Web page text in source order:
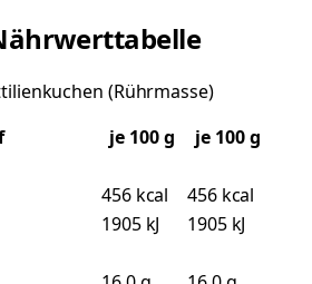
(Rührmasse)
je 100g
je 100 g
456 kcal
456 kcal
1905 kJ
1905 kJ